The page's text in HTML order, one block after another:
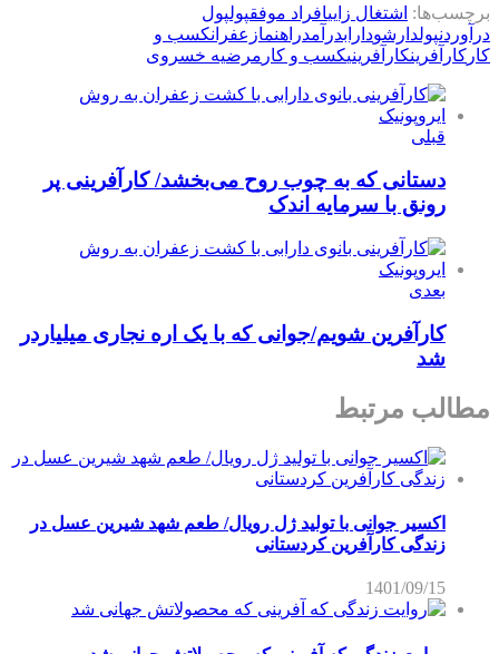
برچسب‌ها: اشتغال زاییافراد موفقپولپول
درآوردنپولدارشودارابدرآمدراهنمازعفرانكسب و
كار کارآفرینکارآفرینیکسب و کار مرضیه خسروی
قبلی
دستانی که به چوب روح می‌بخشد/ کارآفرینی پر
رونق با سرمایه اندک
بعدی
کارآفرین شویم/جوانی که با یک اره نجاری میلیاردر
شد
مطالب مرتبط
اکسیر جوانی با تولید ژل رویال/ طعم شهد شیرین عسل‌ در
زندگی کارآفرین کردستانی
1401/09/15